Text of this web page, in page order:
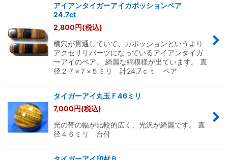
アイアンタイガーアイカボッションペア
24.7ct
2,800円(税込)
横穴が貫通していて、カボッションというより
アクセサリパーツになっているアイアンタイガ
ーアイのペア。 綺麗な縞模様が出ています。 直
径２７×７×５ミリ 計24.7ｃｔ ペア
タイガーアイ丸玉Ｆ46ミリ
7,000円(税込)
光の帯の幅が比較的広く、光沢が綺麗です。 直
径４６ミリ 台付